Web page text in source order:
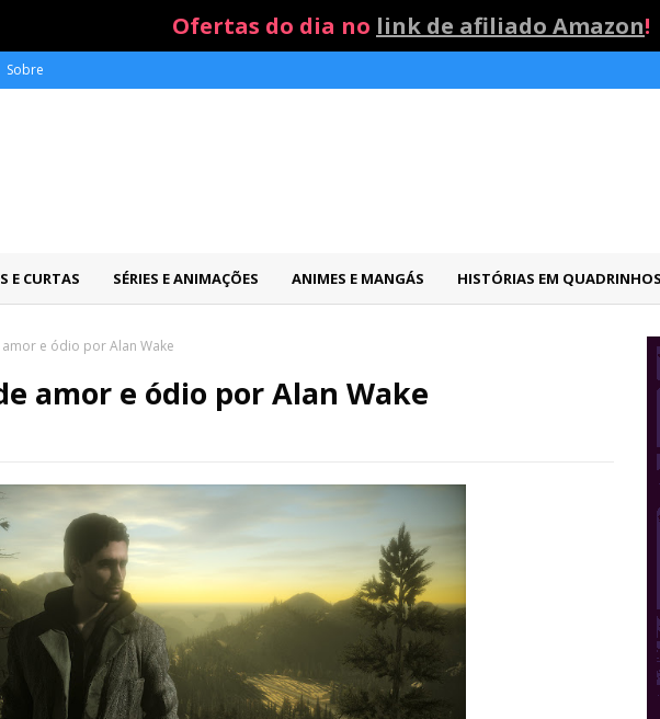
Ofertas do dia no link de afiliado Amazon!
Sobre
E CURTAS SÉRIES E ANIMAÇÕES ANIMES E MANGÁS HISTÓRIAS EM QUADRINHOS
e ódio por Alan Wake
amor e ódio por Alan Wake